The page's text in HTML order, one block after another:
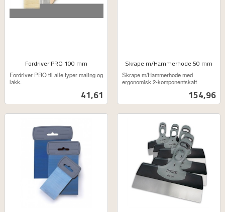
Fordriver PRO 100 mm
Pris
41,61
ekskl.
mva.
Fordriver PRO til alle typer maling og
lakk.
Skrape m/Hammerhode 50 mm
Pris
154,96
ekskl.
mva.
Skrape m/Hammerhode med
ergonomisk 2-komponentskaft